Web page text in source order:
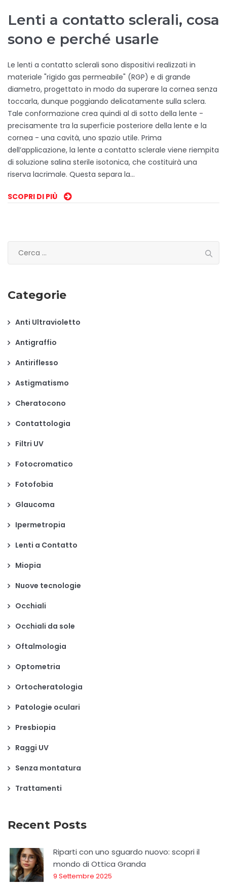
Lenti a contatto sclerali, cosa
sono e perché usarle
Le lenti a contatto sclerali sono dispositivi realizzati in
materiale "rigido gas permeabile" (RGP) e di grande
diametro, progettato in modo da superare la cornea senza
toccarla, dunque poggiando delicatamente sulla sclera.
Tale conformazione crea quindi al di sotto della lente -
precisamente tra la superficie posteriore della lente e la
cornea - una cavità, uno spazio utile. Prima
dell’applicazione, la lente a contatto sclerale viene riempita
di soluzione salina sterile isotonica, che costituirà una
riserva lacrimale. Questa separa la…
SCOPRI DI PIÙ
Categorie
Anti Ultravioletto
Antigraffio
Antiriflesso
Astigmatismo
Cheratocono
Contattologia
Filtri UV
Fotocromatico
Fotofobia
Glaucoma
Ipermetropia
Lenti a Contatto
Miopia
Nuove tecnologie
Occhiali
Occhiali da sole
Oftalmologia
Optometria
Ortocheratologia
Patologie oculari
Presbiopia
Raggi UV
Senza montatura
Trattamenti
Recent Posts
Riparti con uno sguardo nuovo: scopri il
mondo di Ottica Granda
9 Settembre 2025